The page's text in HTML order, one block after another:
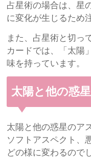
占星術の場合は、星
に変化が生じるため
また、占星術と切っ
カードでは、「太陽
味を持っています。
太陽と他の
太陽と他の惑星のア
ソフトアスペクト、
どの様に変わるので